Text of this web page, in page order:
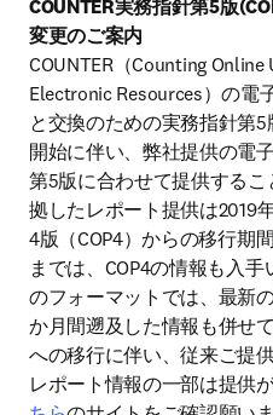
COUNTER実務指針第5版
変更のご案内
COUNTER（Counting Online
Electronic Resources）の電
と交換のための実務指針第5
開始に伴い、弊社提供の電
第5版に合わせて提供する
拠したレポート提供は2019
4版（COP4）からの移行期
までは、COP4の情報も入
のフォーマットでは、最新
か月間遡及した情報も併せ
への移行に伴い、従来ご提
レポート情報の一部は提供